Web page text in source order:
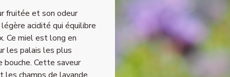
fruitée et son odeur
acidité qui équilibre
Ce miel est long en
les palais les plus
bouche. Cette saveur
champs de lavande,